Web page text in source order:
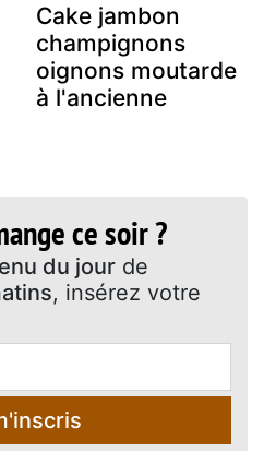
Cake jambon
champignons
oignons moutarde
à l'ancienne
ce soir ?
du jour de
, insérez votre